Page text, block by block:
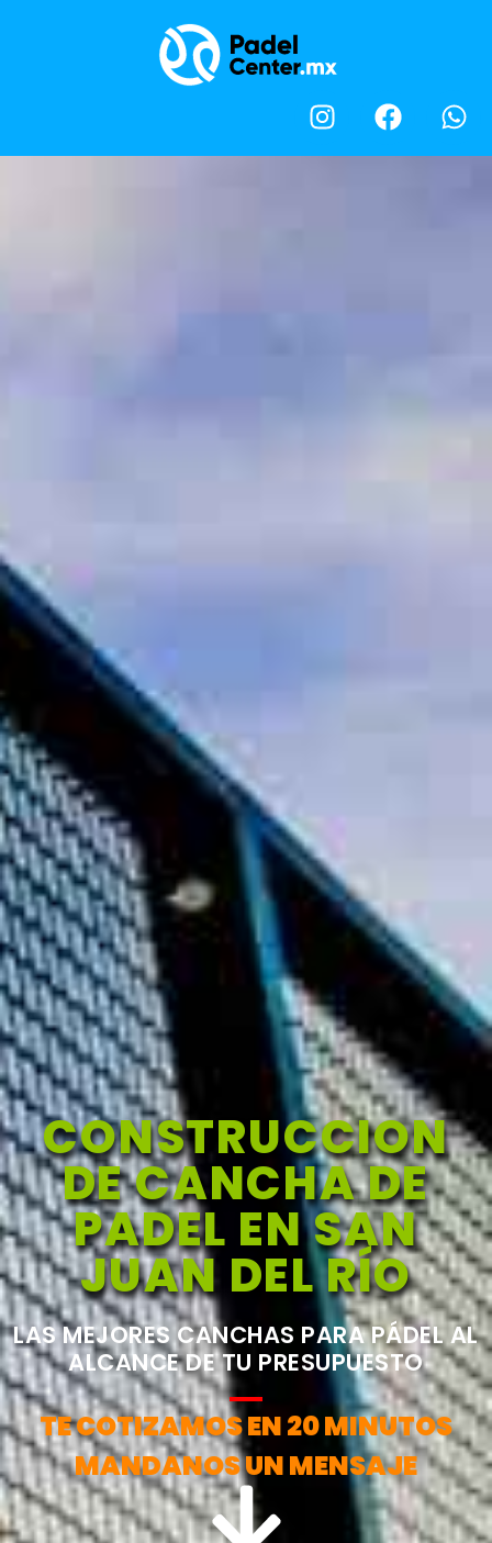
CONSTRUCCION
DE CANCHA DE
PADEL EN SAN
JUAN DEL RÍO
LAS MEJORES CANCHAS PARA PÁDEL AL
ALCANCE DE TU PRESUPUESTO
TE COTIZAMOS EN 20 MINUTOS
MANDANOS UN MENSAJE